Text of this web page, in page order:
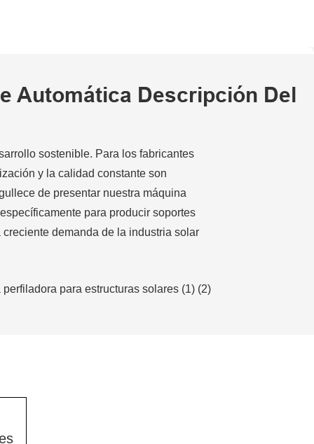
Automática Descripción Del
sostenible. Para los fabricantes
y la calidad constante son
de presentar nuestra máquina
para producir soportes
demanda de la industria solar